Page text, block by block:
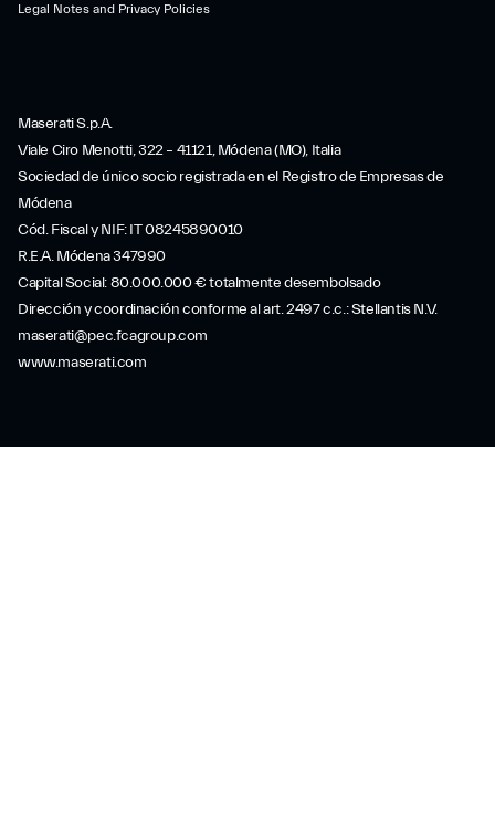
Legal Notes and Privacy Policies
Maserati S.p.A.
Viale Ciro Menotti, 322 – 41121, Módena (MO), Italia
Sociedad de único socio registrada en el Registro de Empresas de
Módena
Cód. Fiscal y NIF: IT 08245890010
R.E.A. Módena 347990
Capital Social: 80.000.000 € totalmente desembolsado
Dirección y coordinación conforme al art. 2497 c.c.: Stellantis N.V.
maserati@pec.fcagroup.com
www.maserati.com